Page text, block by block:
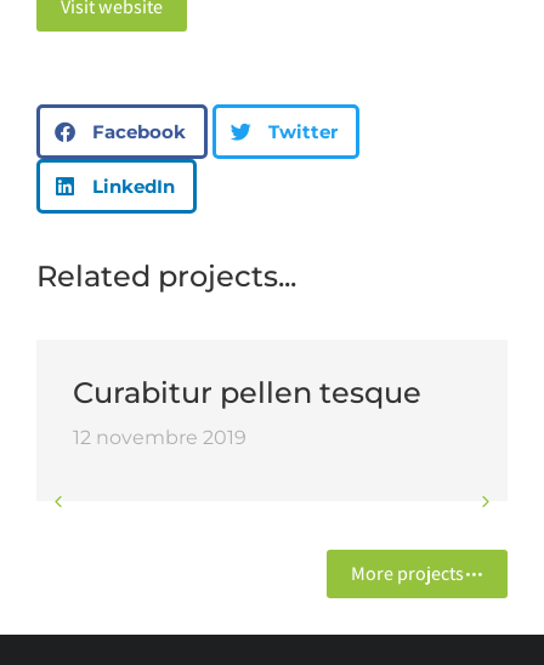
Visit website
Facebook Twitter
LinkedIn
Related projects...
Curabitur pellen tesque
12 novembre 2019
More projects